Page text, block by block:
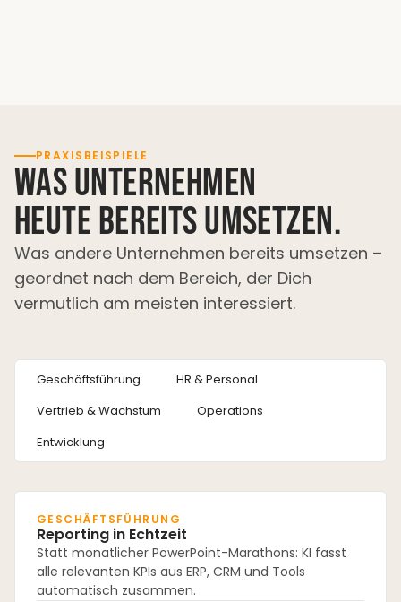
PRAXISBEISPIELE
Was Unternehmen
heute bereits umsetzen.
Was andere Unternehmen bereits umsetzen –
geordnet nach dem Bereich, der Dich
vermutlich am meisten interessiert.
Geschäftsführung
HR & Personal
Vertrieb & Wachstum
Operations
Entwicklung
GESCHÄFTSFÜHRUNG
Reporting in Echtzeit
Statt monatlicher PowerPoint-Marathons: KI fasst
alle relevanten KPIs aus ERP, CRM und Tools
automatisch zusammen.